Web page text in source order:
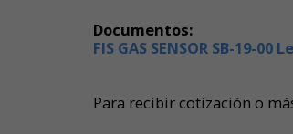
Documentos:
FIS GAS SENSOR SB-19-00
Para recibir cotización o